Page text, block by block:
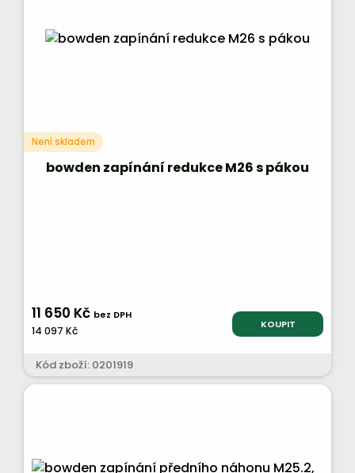
Není skladem
bowden zapínání redukce M26 s pákou
11 650 Kč bez DPH
14 097 Kč KOUPIT
Kód zboží: 0201919